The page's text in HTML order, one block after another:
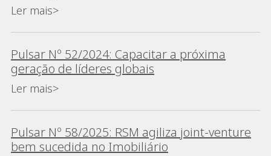
Ler mais>
Pulsar Nº 52/2024: Capacitar a próxima
geração de líderes globais
Ler mais>
Pulsar Nº 58/2025: RSM agiliza joint-venture
bem sucedida no Imobiliário